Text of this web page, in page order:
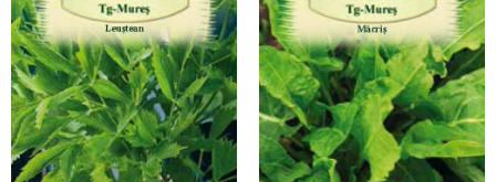
Unelte si accesorii de gradina
Unelte
Alveole si ghivece
Accesorii irigatie
Accesorii solarii